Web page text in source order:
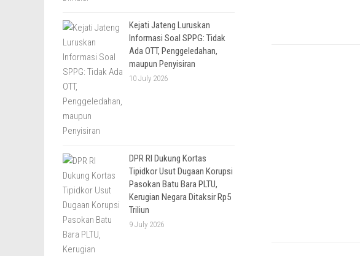
Kejati Jateng Luruskan
Informasi Soal SPPG: Tidak
Ada OTT, Penggeledahan,
maupun Penyisiran
10 July 2026
DPR RI Dukung Kortas
Tipidkor Usut Dugaan Korupsi
Pasokan Batu Bara PLTU,
Kerugian Negara Ditaksir Rp5
Triliun
9 July 2026